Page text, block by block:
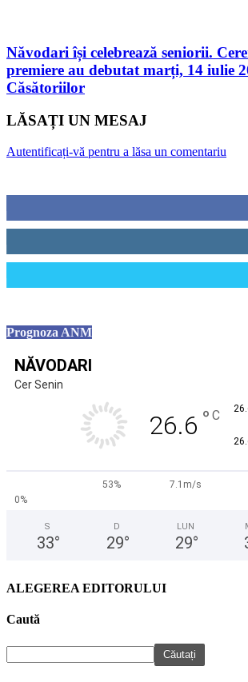
Năvodari își celebrează seniorii.
premiere au debutat marți, 14 iulie
Căsătoriilor
LĂSAȚI UN MESAJ
Autentificați-vă pentru a lăsa un comentariu
Prognoza ANM
NĂVODARI
Cer Senin
26.6 ° C
53%
7.1m/s
0%
S
33°
D
29°
LUN
29°
ALEGEREA EDITORULUI
Caută